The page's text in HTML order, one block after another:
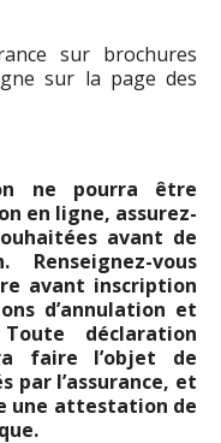
sur brochures
sur la page des
ne pourra être
en ligne, assurez-
avant de
vous
avant inscription
d’annulation et
déclaration
faire l’objet de
par l’assurance, et
une attestation de